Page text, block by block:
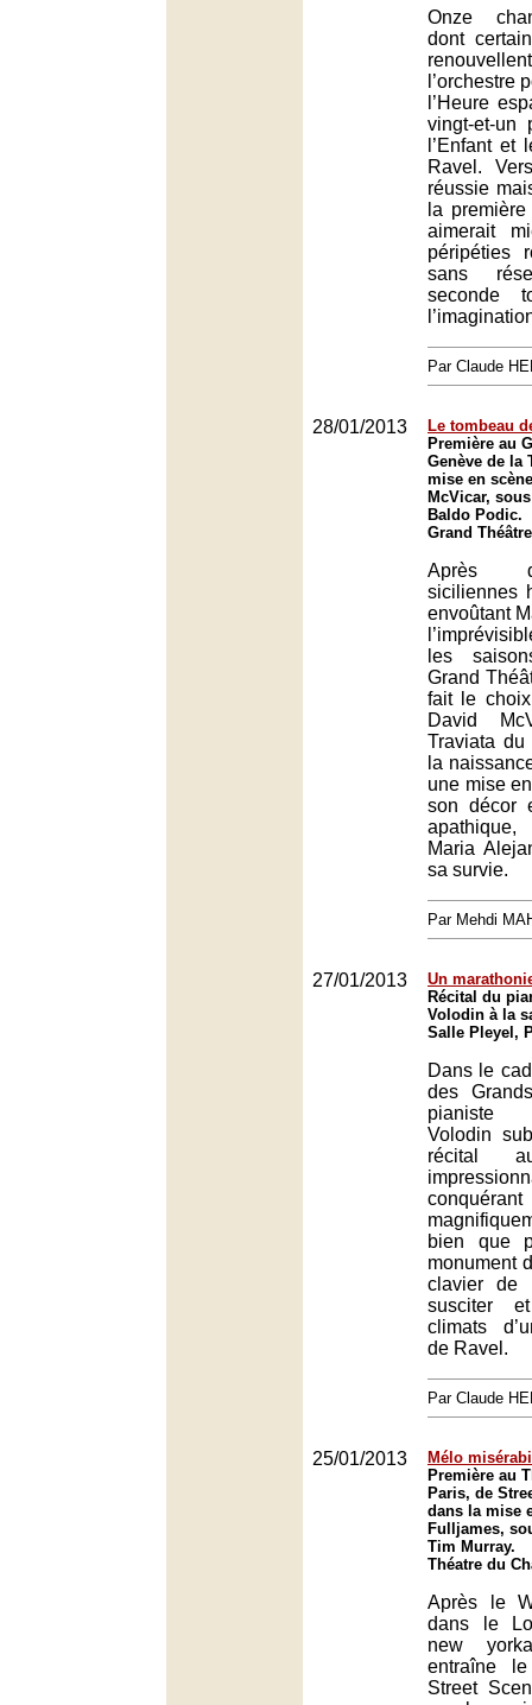
Onze
dont
l’orchestre
l’Heure
vingt-et-un
l’Enfant et
Ravel.
réussie
la
aimerait
péripéties
sans
seconde
Par Claude
28/01/2013
Le tombeau
Première au
Genève de la
mise en
McVicar,
Baldo Podic.
Grand
Après
siciliennes
envoûtant
les
Grand
fait le
David
Traviata
la
une mise
son décor
Maria
sa survie.
Par Mehdi
27/01/2013
Un
Récital du
Volodin à la
Salle Pleyel,
Dans le
des
pianiste
Volodin
récital
bien que
monument
clavier de
susciter
climats
de Ravel.
Par Claude
25/01/2013
Mélo
Première au
Paris, de
dans la mise
Fulljames,
Tim Murray.
Théatre du
Après le
dans le
new
entraîne
Street